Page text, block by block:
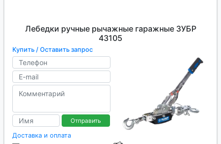
Лебедки ручные рычажные гаражные ЗУБР
43105
Купить / Оставить запрос
Отправить
Доставка и оплата